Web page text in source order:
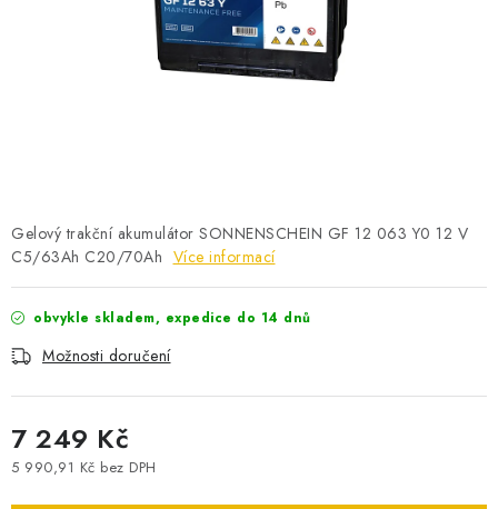
POWERBANKY
LITHIOVÉ BATERIE
FOTOVOLTAIKA
TESTERY BATERIÍ
BATERIE PRO NOUZOVÁ OSVĚTLENÍ
Gelový trakční akumulátor SONNENSCHEIN GF 12 063 Y0 12 V
C5/63Ah C20/70Ah Více informací
obvykle skladem, expedice do 14 dnů
Možnosti doručení
7 249 Kč
5 990,91 Kč bez DPH